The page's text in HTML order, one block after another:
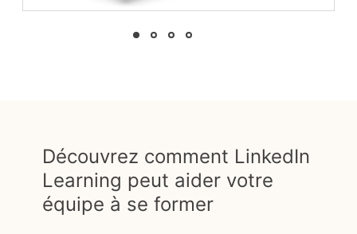
Découvrez comment LinkedIn
Learning peut aider votre
équipe à se former